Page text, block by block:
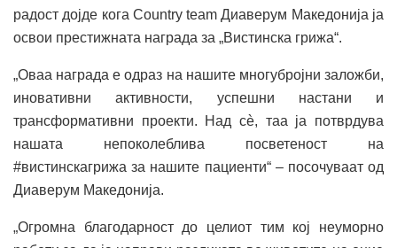
радост дојде кога Country team Диаверум Македонија ја
освои престижната награда за „Вистинска грижа“.
„Оваа награда е одраз на нашите многубројни заложби,
иновативни активности, успешни настани и
трансформативни проекти. Над сè, таа ја потврдува
нашата непоколеблива посветеност на
#вистинскагрижа за нашите пациенти“ – посочуваат од
Диаверум Македонија.
„Огромна благодарност до целиот тим кој неуморно